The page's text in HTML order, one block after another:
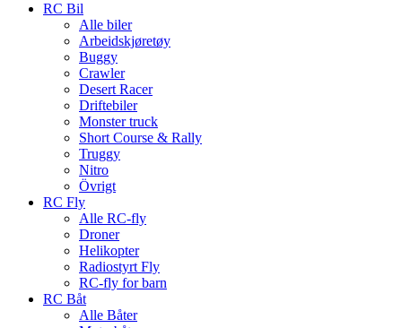
RC Bil
Alle biler
Arbeidskjøretøy
Buggy
Crawler
Desert Racer
Driftebiler
Monster truck
Short Course & Rally
Truggy
Nitro
Övrigt
RC Fly
Alle RC-fly
Droner
Helikopter
Radiostyrt Fly
RC-fly for barn
RC Båt
Alle Båter